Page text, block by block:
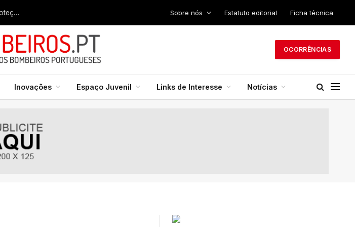
Liga dos Bombeiros quer fazer nascer licenciatura em Ciências de Proteção Civil e Bombeiros Sobre nós Estatuto editorial Ficha técnica
OCORRÊNCIAS
Inovações Espaço Juvenil Links de Interesse Notícias